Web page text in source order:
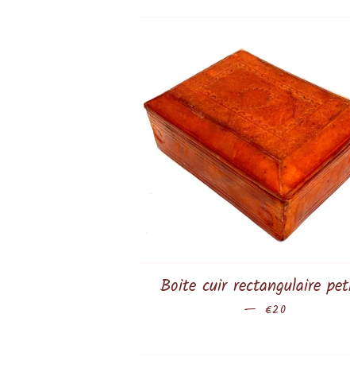
Boite cuir rectangulaire
— Prix régulier
€20